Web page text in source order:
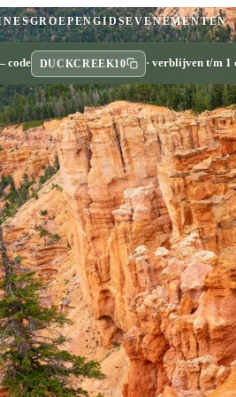
GROEPENGIDSEVENEMENTEN
code DUCKCREEK10 · verblijven t/m 1